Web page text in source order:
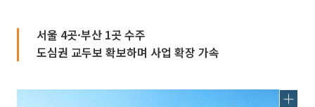
서울 4곳·부산 1곳 수주
도심권 교두보 확보하며 사업 확장 가속